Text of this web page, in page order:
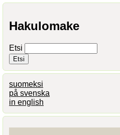
Hakulomake
Etsi
suomeksi
på svenska
in english